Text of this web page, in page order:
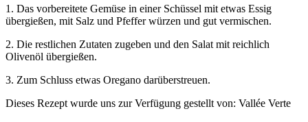
1. Das vorbereitete Gemüse in einer Schüssel mit etwas Essig
übergießen, mit Salz und Pfeffer würzen und gut vermischen.
2. Die restlichen Zutaten zugeben und den Salat mit reichlich
Olivenöl übergießen.
3. Zum Schluss etwas Oregano darüberstreuen.
Dieses Rezept wurde uns zur Verfügung gestellt von: Vallée Verte